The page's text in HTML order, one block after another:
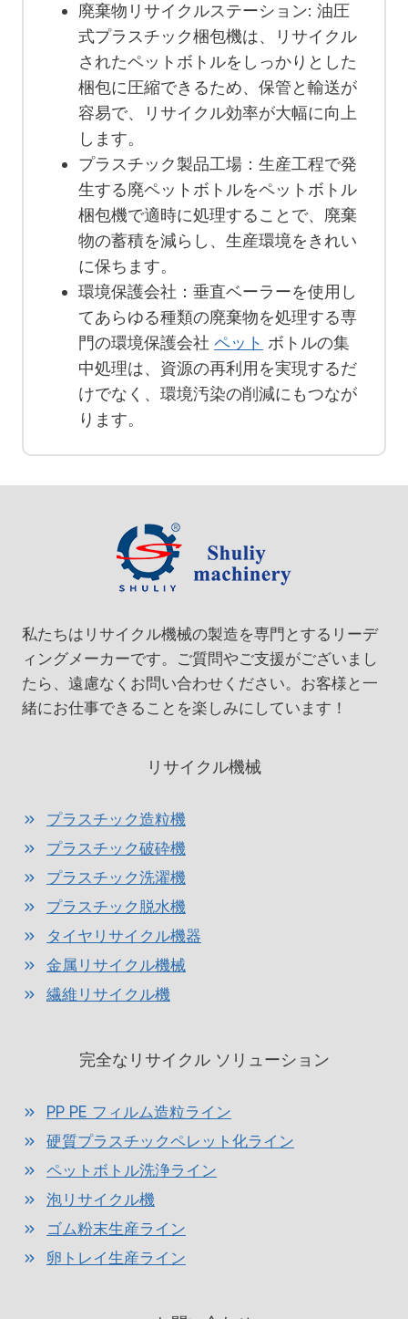
廃棄物リサイクルステーション: 油圧
式プラスチック梱包機は、リサイクル
されたペットボトルをしっかりとした
梱包に圧縮できるため、保管と輸送が
容易で、リサイクル効率が大幅に向上
します。
プラスチック製品工場：生産工程で発
生する廃ペットボトルをペットボトル
梱包機で適時に処理することで、廃棄
物の蓄積を減らし、生産環境をきれい
に保ちます。
環境保護会社：垂直ベーラーを使用し
てあらゆる種類の廃棄物を処理する専
門の環境保護会社 ペット ボトルの集
中処理は、資源の再利用を実現するだ
けでなく、環境汚染の削減にもつなが
ります。
私たちはリサイクル機械の製造を専門とするリーデ
ィングメーカーです。ご質問やご支援がございまし
たら、遠慮なくお問い合わせください。お客様と一
緒にお仕事できることを楽しみにしています！
リサイクル機械
プラスチック造粒機
プラスチック破砕機
プラスチック洗濯機
プラスチック脱水機
タイヤリサイクル機器
金属リサイクル機械
繊維リサイクル機
完全なリサイクル ソリューション
PP PE フィルム造粒ライン
硬質プラスチックペレット化ライン
ペットボトル洗浄ライン
泡リサイクル機
ゴム粉末生産ライン
卵トレイ生産ライン